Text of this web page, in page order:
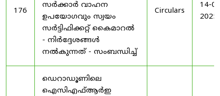
176
സർക്കാർ വാഹന
ഉപയോഗവും സ്വയം
സർട്ടിഫിക്കറ്റ് കൈമാറൽ
- നിർദ്ദേശങ്ങൾ
നൽകുന്നത് - സംബന്ധിച്ച്
Circulars
14-
2025
ഡെറാഡൂണിലെ
ഐസിഎഫ്ആർഇ